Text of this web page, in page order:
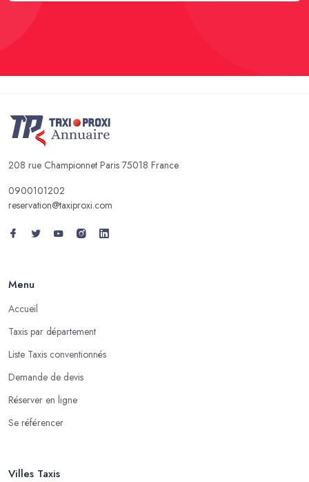
208 rue Championnet Paris 75018 France
0900101202
reservation@taxiproxi.com
Menu
Accueil
Taxis par département
Liste Taxis conventionnés
Demande de devis
Réserver en ligne
Se référencer
Villes Taxis